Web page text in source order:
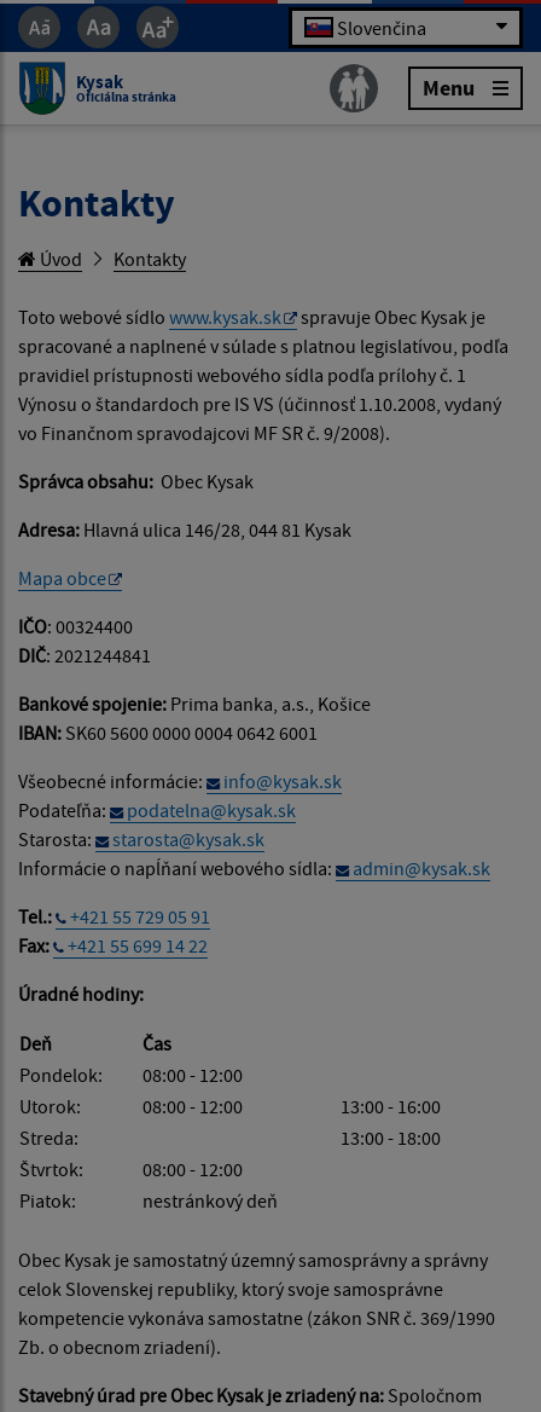
Slovenčina
Kysak
Oficiálna stránka Menu
Kontakty
Úvod Kontakty
Toto webové sídlo www.kysak.sk
spravuje Obec Kysak je
spracované a naplnené v súlade s platnou legislatívou, podľa
pravidiel prístupnosti webového sídla podľa prílohy č. 1
Výnosu o štandardoch pre IS VS (účinnosť 1.10.2008, vydaný
vo Finančnom spravodajcovi MF SR č. 9/2008).
Správca obsahu: Obec Kysak
Adresa: Hlavná ulica 146/28, 044 81 Kysak
Mapa obce
IČO: 00324400
DIČ: 2021244841
Bankové spojenie: Prima banka, a.s., Košice
IBAN: SK60 5600 0000 0004 0642 6001
Všeobecné informácie:
info@kysak.sk
Podateľňa:
podatelna@kysak.sk
Starosta:
starosta@kysak.sk
Informácie o napĺňaní webového sídla:
admin@kysak.sk
Tel.:
+421 55 729 05 91
Fax:
+421 55 699 14 22
Úradné hodiny:
Deň
Čas
Pondelok:
08:00 - 12:00
Utorok:
08:00 - 12:00
13:00 - 16:00
Streda:
13:00 - 18:00
Štvrtok:
08:00 - 12:00
Piatok:
nestránkový deň
Obec Kysak je samostatný územný samosprávny a správny
celok Slovenskej republiky, ktorý svoje samosprávne
kompetencie vykonáva samostatne (zákon SNR č. 369/1990
Zb. o obecnom zriadení).
Stavebný úrad pre Obec Kysak je zriadený na: Spoločnom